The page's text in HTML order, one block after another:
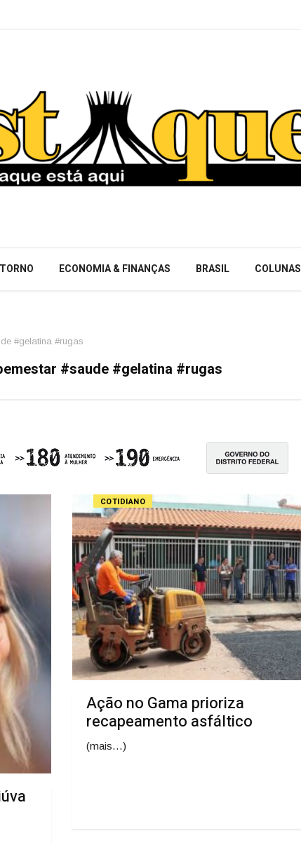
ECONOMIA & FINANÇAS BRASIL COLUNAS
#gelatina #rugas
#saude #gelatina #rugas
COTIDIANO
Ação no Gama prioriza
recapeamento asfáltico
(mais…)